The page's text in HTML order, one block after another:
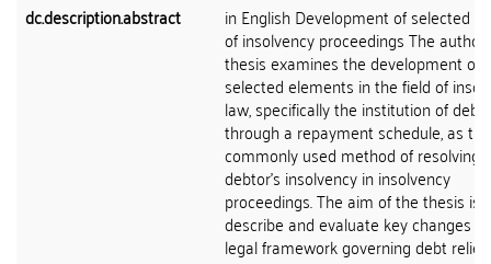
dc.description.abstract
in English Development of selected
of insolvency proceedings The
thesis examines the development of
selected elements in the field of
law, specifically the institution of debt
through a repayment schedule, as
commonly used method of resolving
debtor's insolvency in insolvency
proceedings. The aim of the thesis is
describe and evaluate key changes
legal framework governing debt relief